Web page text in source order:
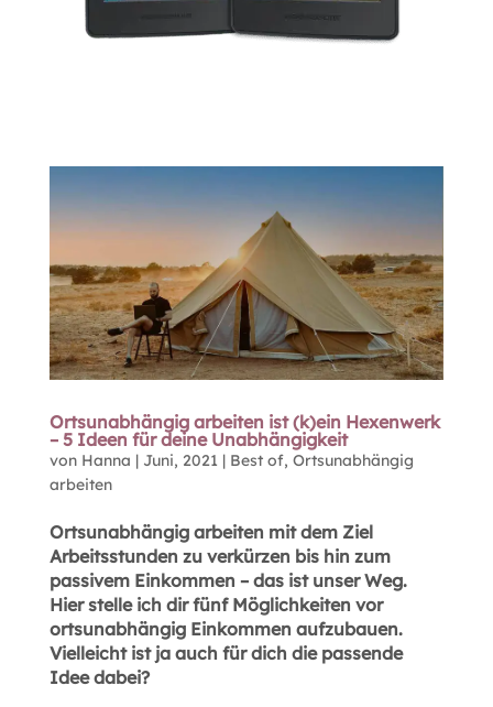
Ortsunabhängig arbeiten ist (k)ein Hexenwerk
– 5 Ideen für deine Unabhängigkeit
von Hanna | Juni, 2021| Best of, Ortsunabhängig
arbeiten
Ortsunabhängig arbeiten mit dem Ziel
Arbeitsstunden zu verkürzen bis hin zum
passivem Einkommen – das ist unser Weg.
Hier stelle ich dir fünf Möglichkeiten vor
ortsunabhängig Einkommen aufzubauen.
Vielleicht ist ja auch für dich die passende
Idee dabei?